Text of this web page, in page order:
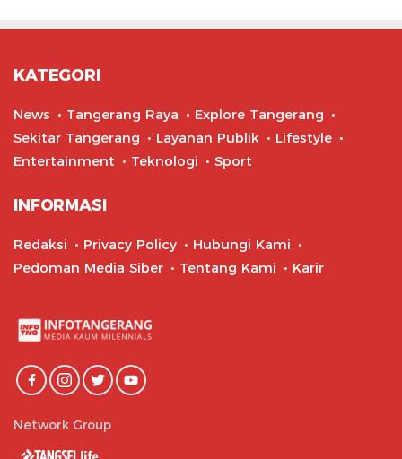
KATEGORI
News Tangerang Raya
Explore Tangerang
Sekitar Tangerang
Layanan Publik
Lifestyle
Entertainment
Teknologi Sport
INFORMASI
Redaksi Privacy Policy
Hubungi Kami
Pedoman Media Siber
Tentang Kami Karir
Network Group